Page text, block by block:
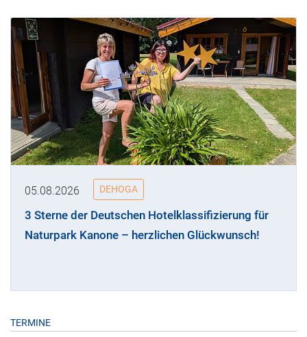
05.08.2026 DEHOGA
3 Sterne der Deutschen Hotelklassifizierung für
Naturpark Kanone – herzlichen Glückwunsch!
TERMINE